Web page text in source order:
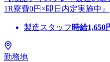
1R寮費0円×即日内定実施中』
製造スタッフ 時給1,650
勤務地